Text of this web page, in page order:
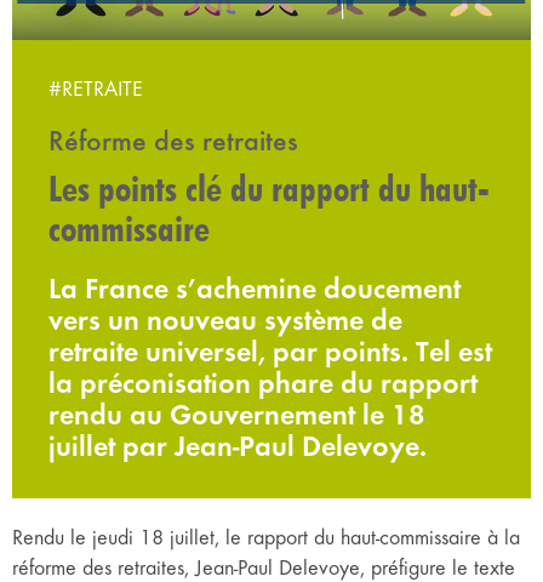
#RETRAITE
Réforme des retraites
Les points clé du rapport du haut-
commissaire
La France s’achemine doucement
vers un nouveau système de
retraite universel, par points. Tel est
la préconisation phare du rapport
rendu au Gouvernement le 18
juillet par Jean-Paul Delevoye.
Rendu le jeudi 18 juillet, le rapport du haut-commissaire à la
réforme des retraites, Jean-Paul Delevoye, préfigure le texte